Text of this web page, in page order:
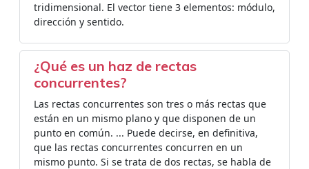
tridimensional. El vector tiene 3 elementos: módulo,
dirección y sentido.
¿Qué es un haz de rectas
concurrentes?
Las rectas concurrentes son tres o más rectas que
están en un mismo plano y que disponen de un
punto en común. ... Puede decirse, en definitiva,
que las rectas concurrentes concurren en un
mismo punto. Si se trata de dos rectas, se habla de